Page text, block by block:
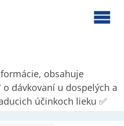
obsahuje
dávkovaní u dospelých a
účinkoch lieku ✅